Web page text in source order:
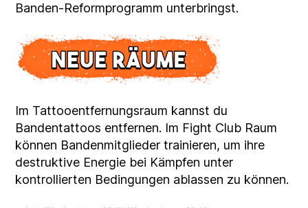
Banden-Reformprogramm unterbringst.
Im Tattooentfernungsraum kannst du
Bandentattoos entfernen. Im Fight Club Raum
können Bandenmitglieder trainieren, um ihre
destruktive Energie bei Kämpfen unter
kontrollierten Bedingungen ablassen zu können.